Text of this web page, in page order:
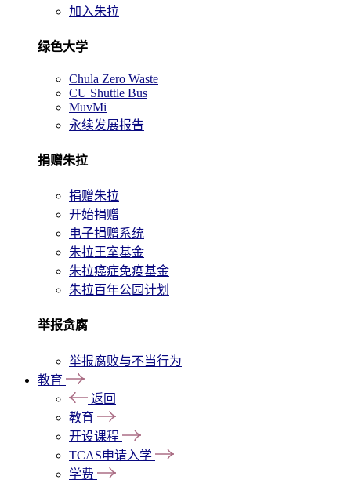
加入朱拉
绿色大学
Chula Zero Waste
CU Shuttle Bus
MuvMi
永续发展报告
捐赠朱拉
捐赠朱拉
开始捐赠
电子捐赠系统
朱拉王室基金
朱拉癌症免疫基金
朱拉百年公园计划
举报贪腐
举报腐败与不当行为
教育
返回
教育
开设课程
TCAS申请入学
学费